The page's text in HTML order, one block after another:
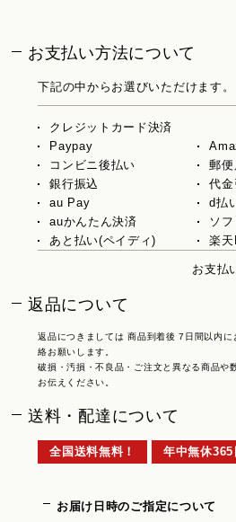
お支払い方法について
下記の中からお選びいただけます。
クレジットカード決済
Paypay
コンビニ後払い
郵
銀行振込
代金
au Pay
d払
auかんたん決済
ソ
あと払い(ペイディ)
楽
お支払
返品について
返品につきましては 商品到着後 7日間以内に
絡お願いします。
破損・汚損・不良品・ご注文と異なる商品や
お伝えください。
送料・配達について
全国送料無料！ 年中無休365
お届け日時のご指定について